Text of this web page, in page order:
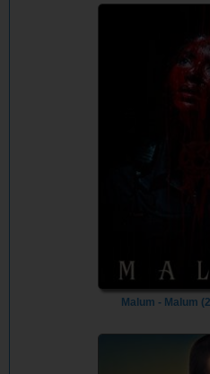
Malum - Malum